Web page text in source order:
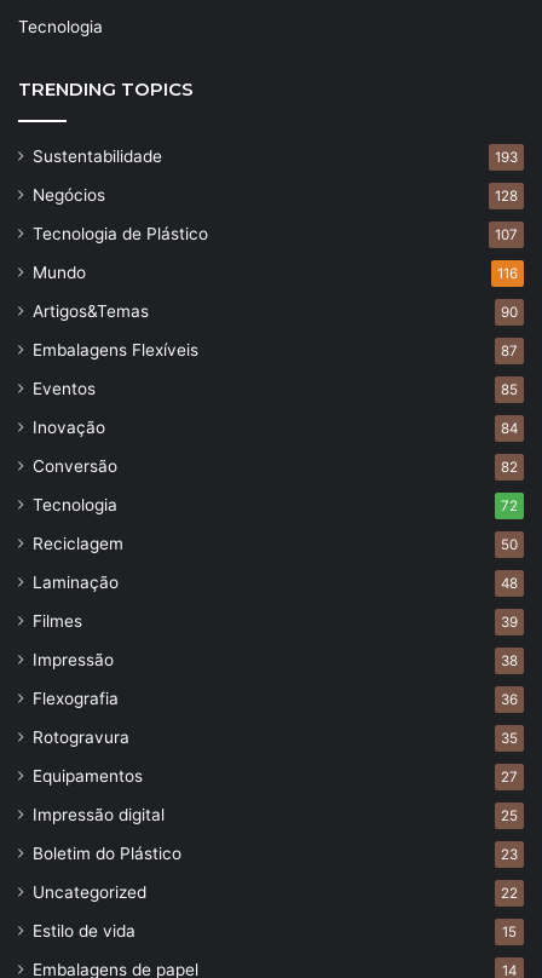
Tecnologia
TRENDING TOPICS
Sustentabilidade 193
Negócios 128
Tecnologia de Plástico 107
Mundo 116
Artigos&Temas 90
Embalagens Flexíveis 87
Eventos 85
Inovação 84
Conversão 82
Tecnologia 72
Reciclagem 50
Laminação 48
Filmes 39
Impressão 38
Flexografia 36
Rotogravura 35
Equipamentos 27
Impressão digital 25
Boletim do Plástico 23
Uncategorized 22
Estilo de vida 15
Embalagens de papel 14